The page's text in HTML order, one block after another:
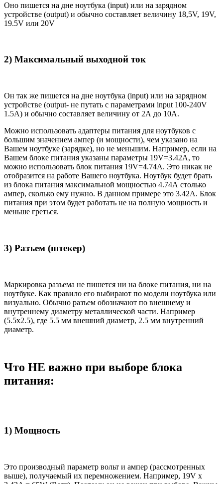
Оно пишется на дне ноутбука (input) или на зарядном
устройстве (output) и обычно составляет величину 18,5V, 19V,
19.5V или 20V
2) Максимальный выходной ток
Он так же пишется на дне ноутбука (input) или на зарядном
устройстве (output- не путать с параметрами input 100-240V
1.5A) и обычно составляет величину от 2А до 10A.
Можно использовать адаптеры питания для ноутбуков с
большим значением ампер (и мощности), чем указано на
Вашем ноутбуке (зарядке), но не меньшим. Например, если на
Вашем блоке питания указаны параметры 19V=3.42A, то
можно использовать блок питания 19V=4.74A. Это никак не
отобразится на работе Вашего ноутбука. Ноутбук будет брать
из блока питания максимальной мощностью 4.74А столько
ампер, сколько ему нужно. В данном примере это 3.42А. Блок
питания при этом будет работать не на полную мощность и
меньше греться.
3) Разъем (штекер)
Маркировка разъема не пишется ни на блоке питания, ни на
ноутбуке. Как правило его выбирают по модели ноутбука или
визуально. Обычно разъем обозначают по внешнему и
внутреннему диаметру металлической части. Например
(5.5x2.5), где 5.5 мм внешний диаметр, 2.5 мм внутренний
диаметр.
Что НЕ важно при выборе блока
питания:
1) Мощность
Это производный параметр вольт и ампер (рассмотренных
выше), получаемый их перемножением. Например, 19V x